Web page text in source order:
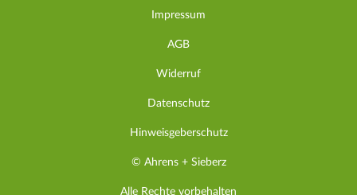
Impressum
AGB
Widerruf
Datenschutz
Hinweisgeberschutz
© Ahrens + Sieberz
Alle Rechte vorbehalten